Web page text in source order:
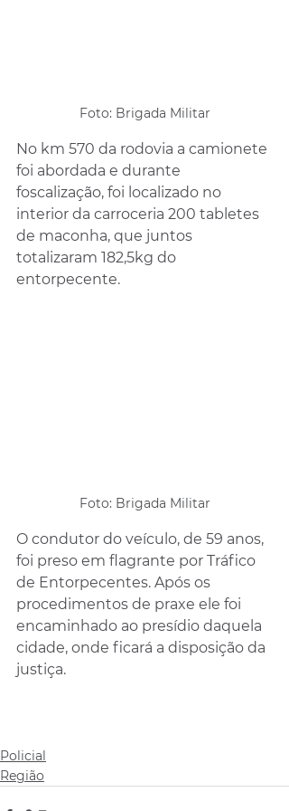
Foto: Brigada Militar
No km 570 da rodovia a camionete
foi abordada e durante
foscalização, foi localizado no
interior da carroceria 200 tabletes
de maconha, que juntos
totalizaram 182,5kg do
entorpecente.
Foto: Brigada Militar
O condutor do veículo, de 59 anos,
foi preso em flagrante por Tráfico
de Entorpecentes. Após os
procedimentos de praxe ele foi
encaminhado ao presídio daquela
cidade, onde ficará a disposição da
justiça.
Policial
Região